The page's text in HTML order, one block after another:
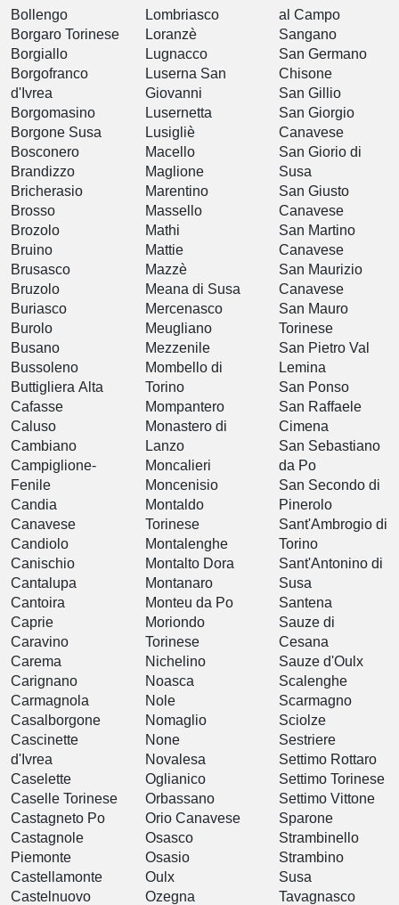
Bollengo
Borgaro Torinese
Borgiallo
Borgofranco
d'Ivrea
Borgomasino
Borgone Susa
Bosconero
Brandizzo
Bricherasio
Brosso
Brozolo
Bruino
Brusasco
Bruzolo
Buriasco
Burolo
Busano
Bussoleno
Buttigliera Alta
Cafasse
Caluso
Cambiano
Campiglione-
Fenile
Candia
Canavese
Candiolo
Canischio
Cantalupa
Cantoira
Caprie
Caravino
Carema
Carignano
Carmagnola
Casalborgone
Cascinette
d'Ivrea
Caselette
Caselle Torinese
Castagneto Po
Castagnole
Piemonte
Castellamonte
Castelnuovo
Lombriasco
Loranzè
Lugnacco
Luserna San
Giovanni
Lusernetta
Lusigliè
Macello
Maglione
Marentino
Massello
Mathi
Mattie
Mazzè
Meana di Susa
Mercenasco
Meugliano
Mezzenile
Mombello di
Torino
Mompantero
Monastero di
Lanzo
Moncalieri
Moncenisio
Montaldo
Torinese
Montalenghe
Montalto Dora
Montanaro
Monteu da Po
Moriondo
Torinese
Nichelino
Noasca
Nole
Nomaglio
None
Novalesa
Oglianico
Orbassano
Orio Canavese
Osasco
Osasio
Oulx
Ozegna
al Campo
Sangano
San Germano
Chisone
San Gillio
San Giorgio
Canavese
San Giorio di
Susa
San Giusto
Canavese
San Martino
Canavese
San Maurizio
Canavese
San Mauro
Torinese
San Pietro Val
Lemina
San Ponso
San Raffaele
Cimena
San Sebastiano
da Po
San Secondo di
Pinerolo
Sant'Ambrogio di
Torino
Sant'Antonino di
Susa
Santena
Sauze di
Cesana
Sauze d'Oulx
Scalenghe
Scarmagno
Sciolze
Sestriere
Settimo Rottaro
Settimo Torinese
Settimo Vittone
Sparone
Strambinello
Strambino
Susa
Tavagnasco